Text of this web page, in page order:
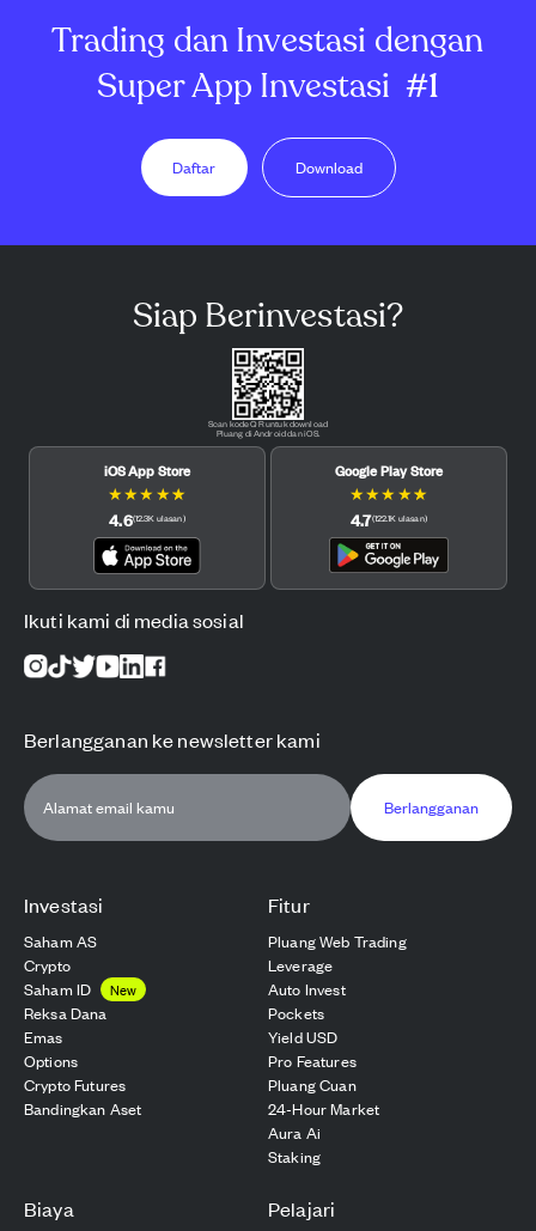
Trading dan Investasi dengan
Super App Investasi #1
Daftar Download
Investasi
Saham AS
Crypto
Saham ID
New
Reksa Dana
Emas
Options
Crypto Futures
Bandingkan Aset
Fitur
Pluang Web Trading
Leverage
Auto Invest
Pockets
Yield USD
Pro Features
Pluang Cuan
24-Hour Market
Aura Ai
Staking
Biaya Pelajari
Siap Berinvestasi?
Scan kode QR untuk download
Pluang di Android dan iOS.
iOS App Store
★★★ ★★
4.6(12.3K ulasan)
Google Play Store
★★★ ★★
4.7(122.1K ulasan)
Ikuti kami di media sosial
Berlangganan ke newsletter kami
Berlangganan